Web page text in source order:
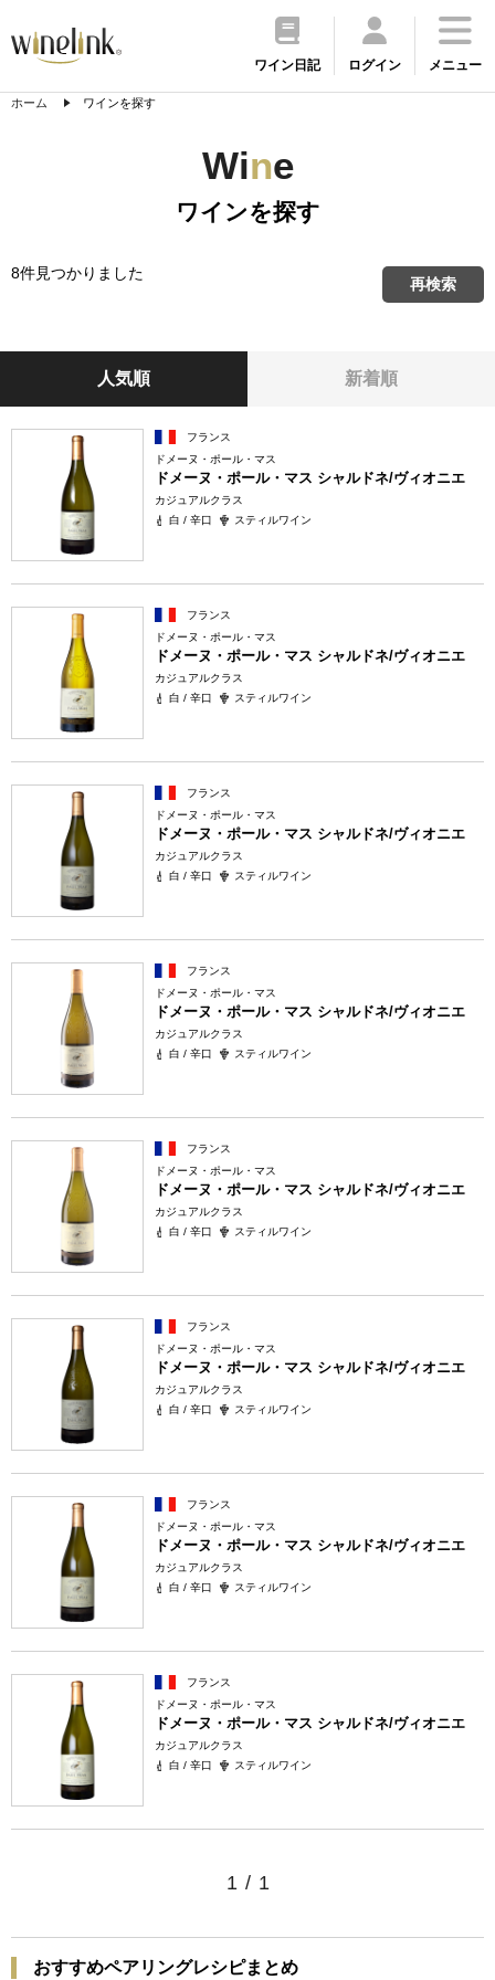
ワイン日記 ログイン メニュー
ホーム ワインを探す
Wine
ワインを探す
8件見つかりました
再検索
人気順 新着順
フランス
ドメーヌ・ポール・マス
ドメーヌ・ポール・マス シャルドネ/ヴィオニエ
カジュアルクラス
白 / 辛口
スティルワイン
フランス
ドメーヌ・ポール・マス
ドメーヌ・ポール・マス シャルドネ/ヴィオニエ
カジュアルクラス
白 / 辛口
スティルワイン
フランス
ドメーヌ・ポール・マス
ドメーヌ・ポール・マス シャルドネ/ヴィオニエ
カジュアルクラス
白 / 辛口
スティルワイン
フランス
ドメーヌ・ポール・マス
ドメーヌ・ポール・マス シャルドネ/ヴィオニエ
カジュアルクラス
白 / 辛口
スティルワイン
フランス
ドメーヌ・ポール・マス
ドメーヌ・ポール・マス シャルドネ/ヴィオニエ
カジュアルクラス
白 / 辛口
スティルワイン
フランス
ドメーヌ・ポール・マス
ドメーヌ・ポール・マス シャルドネ/ヴィオニエ
カジュアルクラス
白 / 辛口
スティルワイン
フランス
ドメーヌ・ポール・マス
ドメーヌ・ポール・マス シャルドネ/ヴィオニエ
カジュアルクラス
白 / 辛口
スティルワイン
フランス
ドメーヌ・ポール・マス
ドメーヌ・ポール・マス シャルドネ/ヴィオニエ
カジュアルクラス
白 / 辛口
スティルワイン
1 / 1
おすすめペアリングレシピまとめ